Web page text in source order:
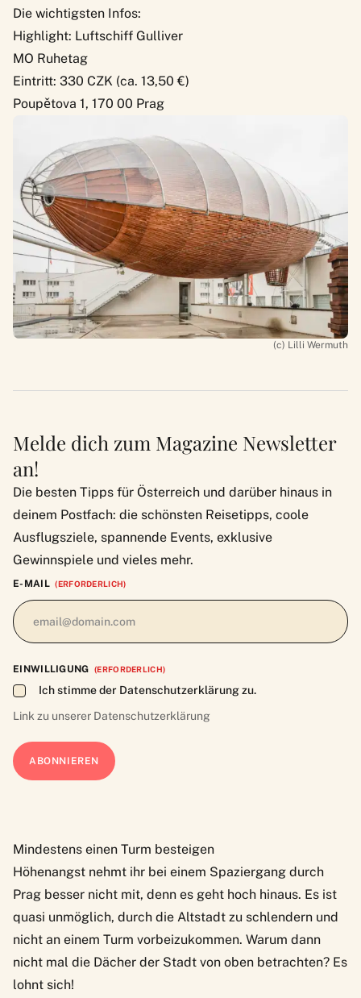
Die wichtigsten Infos:
Highlight: Luftschiff Gulliver
MO Ruhetag
Eintritt: 330 CZK (ca. 13,50 €)
Poupětova 1, 170 00 Prag
(c) Lilli Wermuth
Melde dich zum Magazine Newsletter
an!
Die besten Tipps für Österreich und darüber hinaus in
deinem Postfach: die schönsten Reisetipps, coole
Ausflugsziele, spannende Events, exklusive
Gewinnspiele und vieles mehr.
E-MAIL (ERFORDERLICH)
EINWILLIGUNG (ERFORDERLICH)
Ich stimme der Datenschutzerklärung zu.
Link zu unserer Datenschutzerklärung
Mindestens einen Turm besteigen
Höhenangst nehmt ihr bei einem Spaziergang durch
Prag besser nicht mit, denn es geht hoch hinaus. Es ist
quasi unmöglich, durch die Altstadt zu schlendern und
nicht an einem Turm vorbeizukommen. Warum dann
nicht mal die Dächer der Stadt von oben betrachten? Es
lohnt sich!